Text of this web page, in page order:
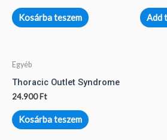
Kosárba teszem Add
Egyéb
Thoracic Outlet Syndrome
24.900Ft
Kosárba teszem